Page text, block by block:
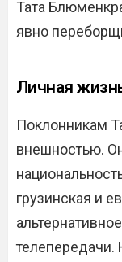
Тата
явно
Личная
Поклонникам
внешностью.
грузинская и
телепередачи.